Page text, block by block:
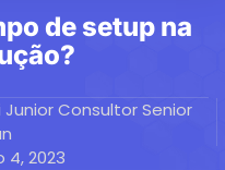
de setup na
Consultor Senior
4, 2023